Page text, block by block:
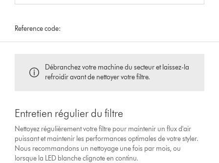
Reference code:
Débranchez votre machine du secteur et laissez-la
refroidir avant de nettoyer votre filtre.
Entretien régulier du filtre
Nettoyez régulièrement votre filtre pour maintenir un flux d'air
puissant et maintenir les performances optimales de votre styler.
Nous recommandons un nettoyage une fois par mois, ou
lorsque la LED blanche clignote en continu.